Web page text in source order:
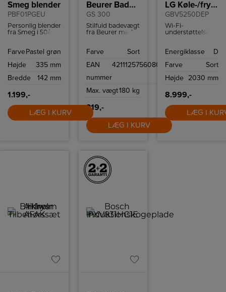
Smeg blender
PBF01PGEU
Personlig blender
fra Smeg i 50ér
to hastigheder.
FarvePastel grøn
Højde
335 mm
Bredde
142 mm
1.199,-
LÆG I KURV
Beurer Badevægt
GS 300
Stilfuld badevægt
fra Beurer med
silikoneoverflade
vægtkapacitet på
Farve
Sort
EAN
nummer
4211125756086
Max. vægt180 kg
319,-
LÆG I KURV
LG Køle-/fryseskab
GBV5250DEP
Wi-Fi-
understøttelse,
smartphone og
kan du fjernstyre
så dit kabinet er
behov.
Energiklasse
D
Farve
Sort
Højde 2030 mm
8.999,-
LÆG I